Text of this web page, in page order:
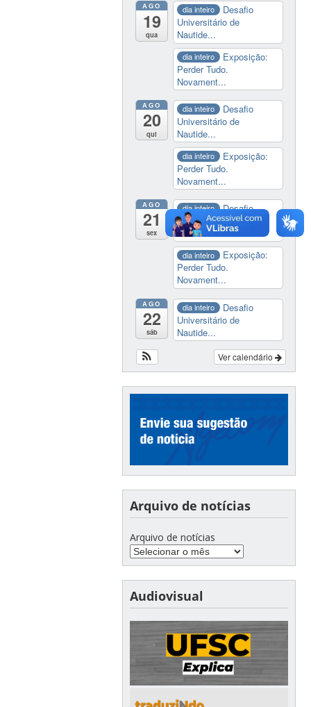
AGO
19
qua
dia inteiro
Desafio
Universitário de
Nautide...
dia inteiro
Exposição:
Perder Tudo.
Novament...
AGO
20
qui
dia inteiro
Desafio
Universitário de
Nautide...
dia inteiro
Exposição:
Perder Tudo.
Novament...
AGO
21
sex
dia inteiro
Desafio
Universitário de
Nautide...
dia inteiro
Exposição:
Perder Tudo.
Novament...
AGO
22
sáb
dia inteiro
Desafio
Universitário de
Nautide...
Ver calendário
Arquivo de notícias
Arquivo de notícias
Audiovisual